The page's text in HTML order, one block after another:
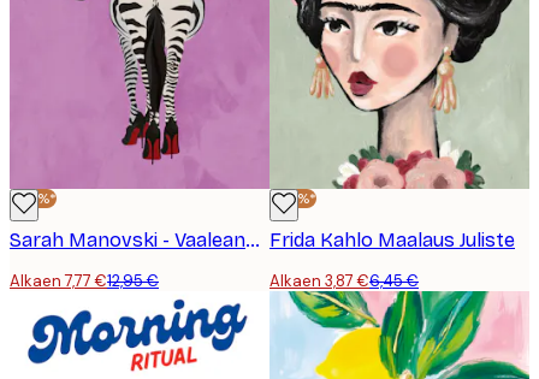
-40%*
Sarah Manovski - Vaaleanpunainen Seepra Korkokengät Juliste
Alkaen 7,77 €12,95 €
-40%*
Frida Kahlo Maalaus Juliste
Alkaen 3,87 €6,45 €